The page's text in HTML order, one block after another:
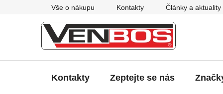
Vše o nákupu Kontakty Články a aktuality
Kontakty Zeptejte se nás